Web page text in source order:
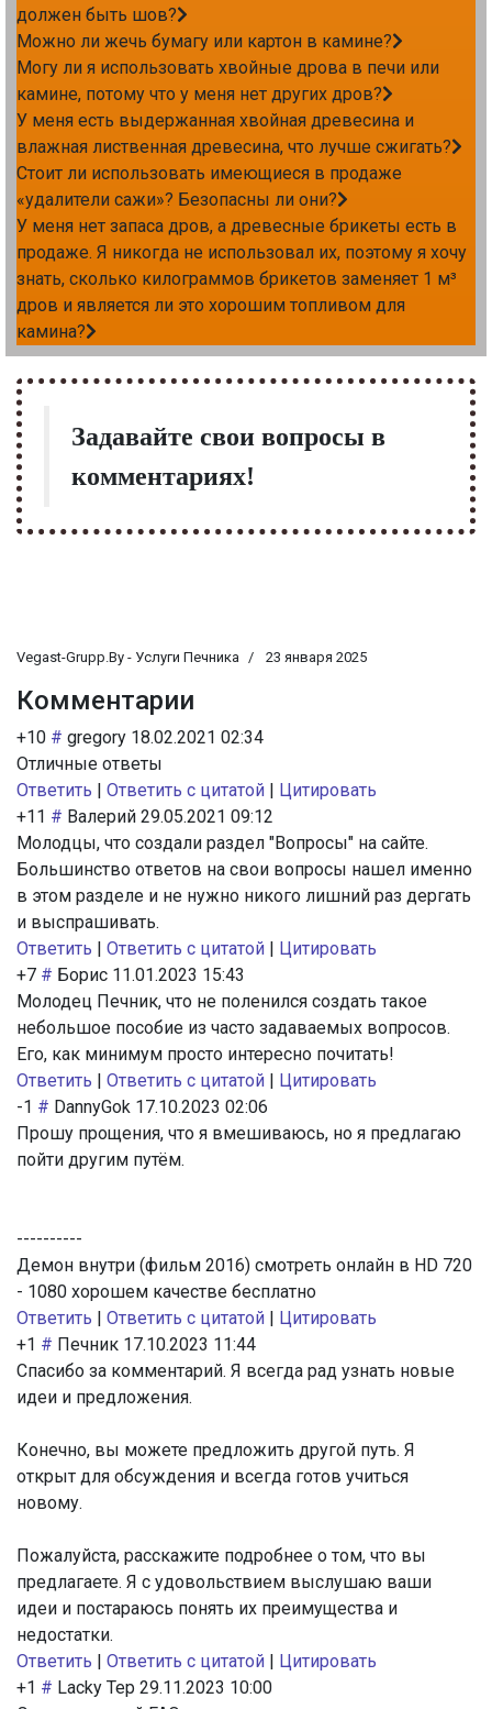
должен быть шов?
Можно ли жечь бумагу или картон в камине?
Могу ли я использовать хвойные дрова в печи или
камине, потому что у меня нет других дров?
У меня есть выдержанная хвойная древесина и
влажная лиственная древесина, что лучше сжигать?
Стоит ли использовать имеющиеся в продаже
«удалители сажи»? Безопасны ли они?
У меня нет запаса дров, а древесные брикеты есть в
продаже. Я никогда не использовал их, поэтому я хочу
знать, сколько килограммов брикетов заменяет 1 м³
дров и является ли это хорошим топливом для
камина?
Задавайте свои вопросы в
комментариях!
Vegast-Grupp.By - Услуги Печника 23 января 2025
Комментарии
+10 # gregory 18.02.2021 02:34
Отличные ответы
Ответить | Ответить с цитатой | Цитировать
+11 # Валерий 29.05.2021 09:12
Молодцы, что создали раздел "Вопросы" на сайте.
Большинство ответов на свои вопросы нашел именно
в этом разделе и не нужно никого лишний раз дергать
и выспрашивать.
Ответить | Ответить с цитатой | Цитировать
+7 # Борис 11.01.2023 15:43
Молодец Печник, что не поленился создать такое
небольшое пособие из часто задаваемых вопросов.
Его, как минимум просто интересно почитать!
Ответить | Ответить с цитатой | Цитировать
-1 # DannyGok 17.10.2023 02:06
Прошу прощения, что я вмешиваюсь, но я предлагаю
пойти другим путём.
----------
Демон внутри (фильм 2016) смотреть онлайн в HD 720
- 1080 хорошем качестве бесплатно
Ответить | Ответить с цитатой | Цитировать
+1 # Печник 17.10.2023 11:44
Спасибо за комментарий. Я всегда рад узнать новые
идеи и предложения.
Конечно, вы можете предложить другой путь. Я
открыт для обсуждения и всегда готов учиться
новому.
Пожалуйста, расскажите подробнее о том, что вы
предлагаете. Я с удовольствием выслушаю ваши
идеи и постараюсь понять их преимущества и
недостатки.
Ответить | Ответить с цитатой | Цитировать
+1 # Lacky Tep 29.11.2023 10:00